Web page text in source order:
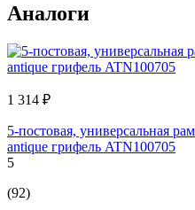
Аналоги
1 314 ₽
5-постовая, универсальная
antique грифель ATN100705
5
(92)